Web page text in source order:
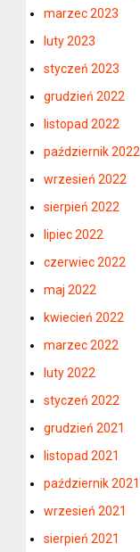
marzec 2023
luty 2023
styczeń 2023
grudzień 2022
listopad 2022
październik 2022
wrzesień 2022
sierpień 2022
lipiec 2022
czerwiec 2022
maj 2022
kwiecień 2022
marzec 2022
luty 2022
styczeń 2022
grudzień 2021
listopad 2021
październik 2021
wrzesień 2021
sierpień 2021